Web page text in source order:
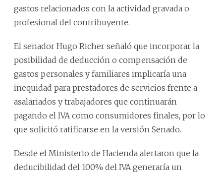
gastos relacionados con la actividad gravada o
profesional del contribuyente.
El senador Hugo Richer señaló que incorporar la
posibilidad de deducción o compensación de
gastos personales y familiares implicaría una
inequidad para prestadores de servicios frente a
asalariados y trabajadores que continuarán
pagando el IVA como consumidores finales, por lo
que solicitó ratificarse en la versión Senado.
Desde el Ministerio de Hacienda alertaron que la
deducibilidad del 100% del IVA generaría un